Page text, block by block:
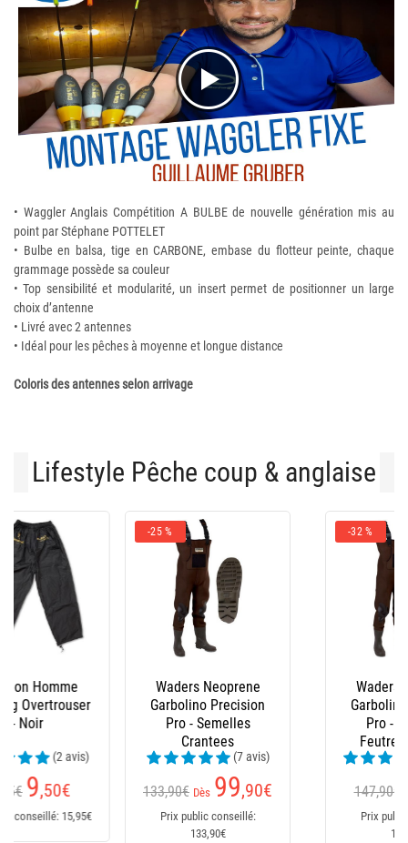
• Waggler Anglais Compétition A BULBE de nouvelle génération mis au
point par Stéphane POTTELET
• Bulbe en balsa, tige en CARBONE, embase du flotteur peinte, chaque
grammage possède sa couleur
• Top sensibilité et modularité, un insert permet de positionner un large
choix d’antenne
• Livré avec 2 antennes
• Idéal pour les pêches à moyenne et longue distance
Coloris des antennes selon arrivage
Lifestyle Pêche coup & anglaise
-25 %
Waders Neoprene
Garbolino Precision
(7 avis)
133,90€ ,90€
Prix public conseillé:
Waders Neoprene
Garbolino Precision
(13 avis)
147,90€ €